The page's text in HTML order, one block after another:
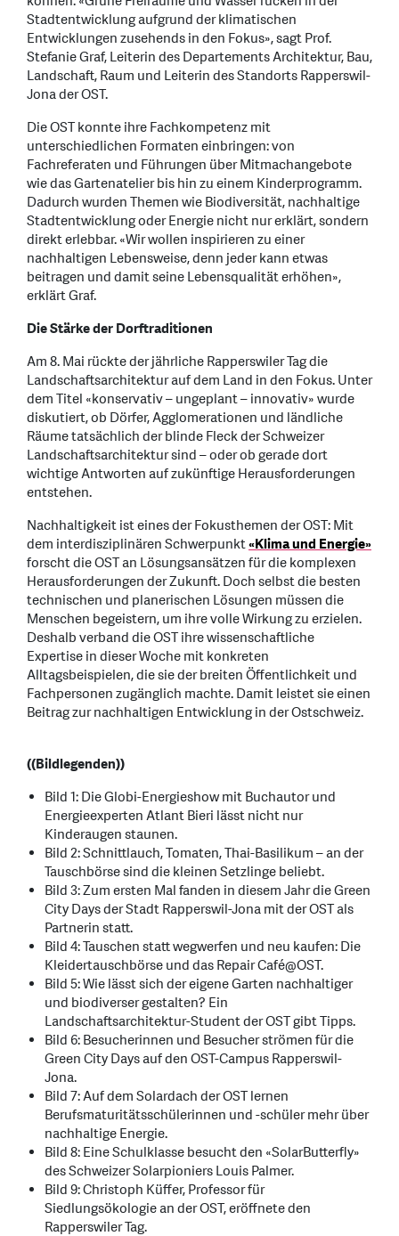
Stadtentwicklung aufgrund der klimatischen
Entwicklungen zusehends in den Fokus», sagt Prof.
Stefanie Graf, Leiterin des Departements Architektur, Bau,
Landschaft, Raum und Leiterin des Standorts Rapperswil-
Jona der OST.
Die OST konnte ihre Fachkompetenz mit
unterschiedlichen Formaten einbringen: von
Fachreferaten und Führungen über Mitmachangebote
wie das Gartenatelier bis hin zu einem Kinderprogramm.
Dadurch wurden Themen wie Biodiversität, nachhaltige
Stadtentwicklung oder Energie nicht nur erklärt, sondern
direkt erlebbar. «Wir wollen inspirieren zu einer
nachhaltigen Lebensweise, denn jeder kann etwas
beitragen und damit seine Lebensqualität erhöhen»,
erklärt Graf.
Die Stärke der Dorftraditionen
Am 8. Mai rückte der jährliche Rapperswiler Tag die
Landschaftsarchitektur auf dem Land in den Fokus. Unter
dem Titel «konservativ – ungeplant – innovativ» wurde
diskutiert, ob Dörfer, Agglomerationen und ländliche
Räume tatsächlich der blinde Fleck der Schweizer
Landschaftsarchitektur sind – oder ob gerade dort
wichtige Antworten auf zukünftige Herausforderungen
entstehen.
Nachhaltigkeit ist eines der Fokusthemen der OST: Mit
dem interdisziplinären Schwerpunkt«Klima und Energie»
forscht die OST an Lösungsansätzen für die komplexen
Herausforderungen der Zukunft. Doch selbst die besten
technischen und planerischen Lösungen müssen die
Menschen begeistern, um ihre volle Wirkung zu erzielen.
Deshalb verband die OST ihre wissenschaftliche
Expertise in dieser Woche mit konkreten
Alltagsbeispielen, die sie der breiten Öffentlichkeit und
Fachpersonen zugänglich machte. Damit leistet sie einen
Beitrag zur nachhaltigen Entwicklung in der Ostschweiz.
((Bildlegenden))
Bild 1: Die Globi-Energieshow mit Buchautor und
Energieexperten Atlant Bieri lässt nicht nur
Kinderaugen staunen.
Bild 2: Schnittlauch, Tomaten, Thai-Basilikum – an der
Tauschbörse sind die kleinen Setzlinge beliebt.
Bild 3: Zum ersten Mal fanden in diesem Jahr die Green
City Days der Stadt Rapperswil-Jona mit der OST als
Partnerin statt.
Bild 4: Tauschen statt wegwerfen und neu kaufen: Die
Kleidertauschbörse und das Repair Café@OST.
Bild 5: Wie lässt sich der eigene Garten nachhaltiger
und biodiverser gestalten? Ein
Landschaftsarchitektur-Student der OST gibt Tipps.
Bild 6: Besucherinnen und Besucher strömen für die
Green City Days auf den OST-Campus Rapperswil-
Jona.
Bild 7: Auf dem Solardach der OST lernen
Berufsmaturitätsschülerinnen und -schüler mehr über
nachhaltige Energie.
Bild 8: Eine Schulklasse besucht den «SolarButterfly»
des Schweizer Solarpioniers Louis Palmer.
Bild 9: Christoph Küffer, Professor für
Siedlungsökologie an der OST, eröffnete den
Rapperswiler Tag.